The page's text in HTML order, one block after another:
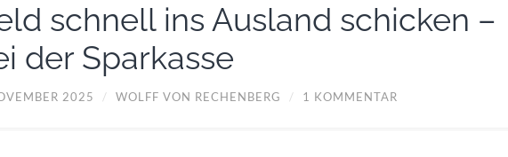
schnell ins Ausland schicken –
der Sparkasse
2025 / WOLFF VON RECHENBERG / 1 KOMMENTAR